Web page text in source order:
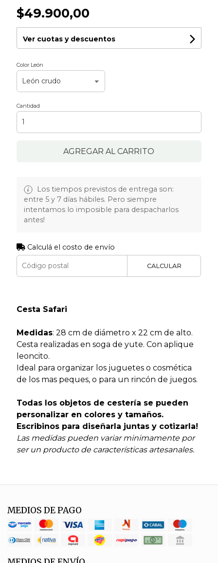
$49.900,00
Ver cuotas y descuentos
Color León
Cantidad
AGREGAR AL CARRITO
Los tiempos previstos de entrega son:
entre 5 y 7 días hábiles. Pero siempre
intentamos lo imposible para despacharlos
antes!
Calculá el costo de envío
CALCULAR
Cesta Safari
Medidas: 28 cm de diámetro x 22 cm de alto.
Cesta realizadas en soga de yute. Con aplique
leoncito.
Ideal para organizar los juguetes o cosmética
de los mas peques, o para un rincón de juegos.
Todas los objetos de cestería se pueden
personalizar en colores y tamaños.
Escribinos para diseñarla juntas y cotizarla!
Las medidas pueden variar minimamente por
ser un producto de características artesanales.
MEDIOS DE PAGO